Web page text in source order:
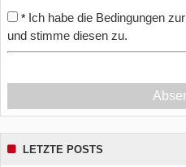
* Ich habe die Bedingungen
und stimme diesen zu.
LETZTE POSTS